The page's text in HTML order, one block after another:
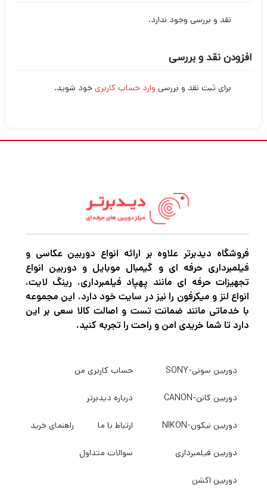
نقد و بررسی وجود ندارد.
افزودن نقد و بررسی
برای ثبت نقد و بررسی وارد حساب کاربری خود شوید.
فروشگاه دیدبرتر علاوه بر ارائه انواع دوربین عکاسی و
فیلمبرداری حرفه ای و گیمبال موبایل و دوربین انواع
تجهیزات حرفه ای مانند پهپاد فیلمبرداری، رینگ لایت،
انواع لنز و میکرفون را نیز در سایت خود دارد. این مجموعه
با خدماتی مانند ضمانت تست و اصالت کالا سعی بر این
دارد تا شما خریدی امن و راحت را تجربه کنید.
دوربین سونی-SONY
دوربین کانن-CANON
دوربین نیکون-NIKON
دوربین فیلمبرداری
دوربین اکشن
حساب کاربری من
درباره دیدبرتر
ارتباط با ما راهنمای خرید
سوالات متداول